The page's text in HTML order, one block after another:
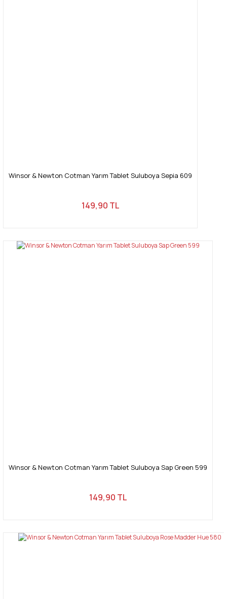
Winsor & Newton Cotman Yarım Tablet Suluboya Sepia 609
149,90 TL
Winsor & Newton Cotman Yarım Tablet Suluboya Sap Green 599
149,90 TL